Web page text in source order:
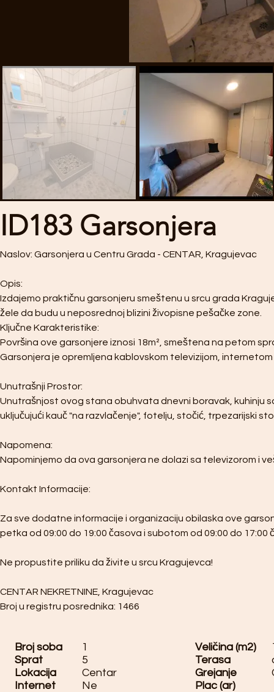
ID183 Garsonjera
Naslov: Garsonjera u Centru Grada - CENTAR, Kragujevac
Opis:
Izdajemo praktičnu garsonjeru smeštenu u srcu grada
žele da budu u neposrednoj blizini živopisne pešačke zone.
Ključne Karakteristike:
Površina ove garsonjere iznosi 18m², smeštena na petom
Garsonjera je opremljena kablovskom televizijom,
Unutrašnji Prostor:
Unutrašnjost ovog stana obuhvata dnevni boravak, kuhinju
uključujući kauč "na razvlačenje", fotelju, stočić, trpezarijski
Napomena:
Napominjemo da ova garsonjera ne dolazi sa televizorom i
Kontakt Informacije:
Za sve dodatne informacije i organizaciju obilaska ove
petka od 09:00 do 19:00 časova i subotom od 09:00 do 17:00
Ne propustite priliku da živite u srcu Kragujevca!
CENTAR NEKRETNINE, Kragujevac
Broj u registru posrednika: 1466
Broj soba 1 Veličina (m2)
Sprat
5 Terasa
Lokacija
Centar Grejanje
Internet
Ne
Plac (ar)